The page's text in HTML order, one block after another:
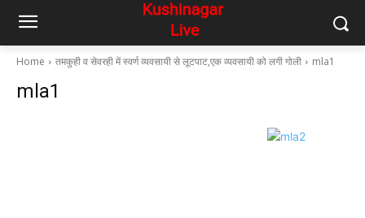
Home तमकुही व सेवरही में स्वर्ण व्यवसायी से लूटपाट,एक व्यवसायी को लगी गोली mla1
mla1